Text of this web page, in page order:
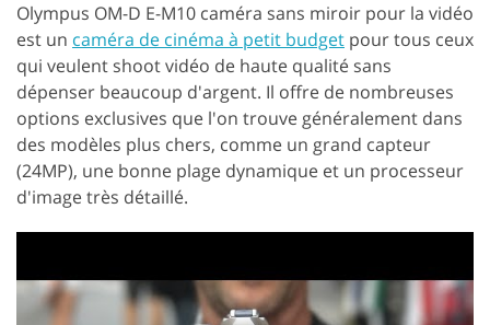
Olympus OM-D E-M10 caméra sans miroir pour la vidéo
est un caméra de cinéma à petit budget pour tous ceux
qui veulent shoot vidéo de haute qualité sans
dépenser beaucoup d'argent. Il offre de nombreuses
options exclusives que l'on trouve généralement dans
des modèles plus chers, comme un grand capteur
(24MP), une bonne plage dynamique et un processeur
d'image très détaillé.